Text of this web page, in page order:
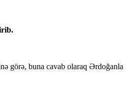
görə, buna cavab olaraq Ərdoğanla